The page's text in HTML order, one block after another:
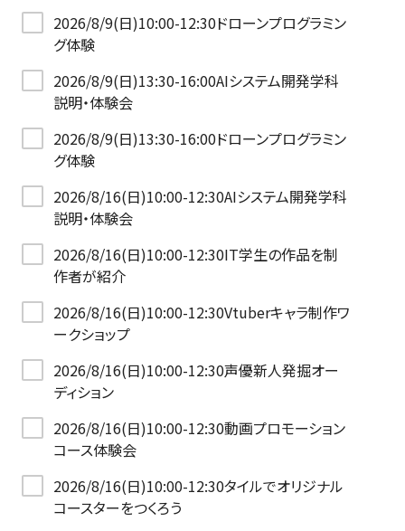
2026/8/9(日)10:00-12:30ドローンプログラミン
グ体験
2026/8/9(日)13:30-16:00AIシステム開発学科
説明・体験会
2026/8/9(日)13:30-16:00ドローンプログラミン
グ体験
2026/8/16(日)10:00-12:30AIシステム開発学科
説明・体験会
2026/8/16(日)10:00-12:30IT学生の作品を制
作者が紹介
2026/8/16(日)10:00-12:30Vtuberキャラ制作ワ
ークショップ
2026/8/16(日)10:00-12:30声優新人発掘オー
ディション
2026/8/16(日)10:00-12:30動画プロモーション
コース体験会
2026/8/16(日)10:00-12:30タイルでオリジナル
コースターをつくろう